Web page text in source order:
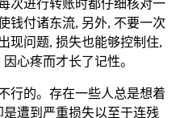
次进行转账时都仔细核对一
钱付诸东流, 另外, 不要一次
现问题, 损失也能够控制住,
心疼而才长了记性。
行的。存在一些人总是想着
遭到严重损失以至于连残